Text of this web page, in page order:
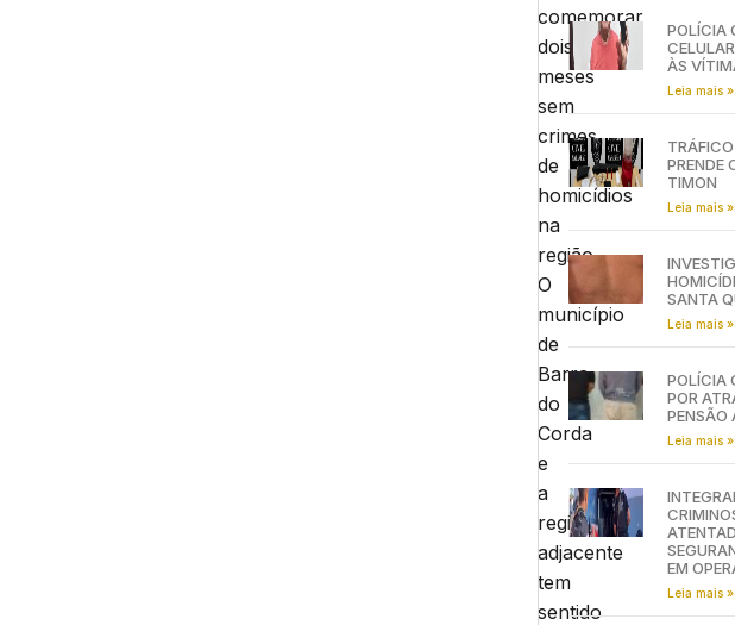
comemorar
dois
meses
sem
crimes
de
homicídios
na
região.
O
município
de
Barra
do
Corda
e
a
região
adjacente
tem
sentido
POLÍCIA
ÀS
Leia mais »
PRENDE
TIMON
Leia mais »
SANTA
Leia mais »
POLÍCIA
POR
PENSÃO
Leia mais »
EM
Leia mais »